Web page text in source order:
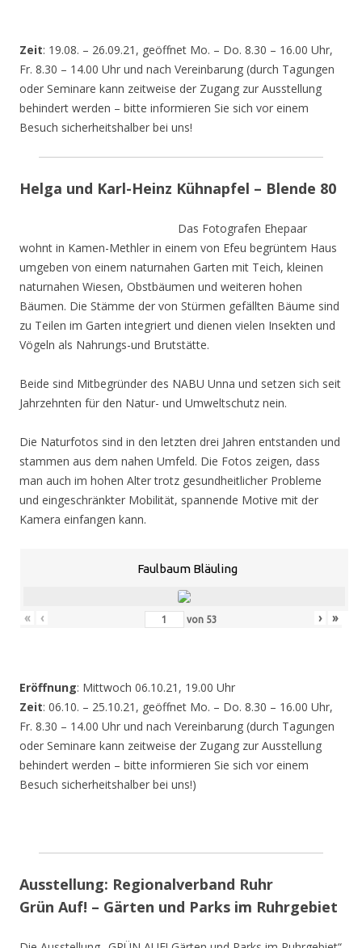
Zeit: 19.08. – 26.09.21, geöffnet Mo. – Do. 8.30 – 16.00 Uhr,
Fr. 8.30 – 14.00 Uhr und nach Vereinbarung (durch Tagungen
oder Seminare kann zeitweise der Zugang zur Ausstellung
behindert werden – bitte informieren Sie sich vor einem
Besuch sicherheitshalber bei uns!
Helga und Karl-Heinz Kühnapfel – Blende 80
Das Fotografen Ehepaar
wohnt in Kamen-Methler in einem von Efeu begrüntem Haus
umgeben von einem naturnahen Garten mit Teich, kleinen
naturnahen Wiesen, Obstbäumen und weiteren hohen
Bäumen. Die Stämme der von Stürmen gefällten Bäume sind
zu Teilen im Garten integriert und dienen vielen Insekten und
Vögeln als Nahrungs-und Brutstätte.
Beide sind Mitbegründer des NABU Unna und setzen sich seit
Jahrzehnten für den Natur- und Umweltschutz nein.
Die Naturfotos sind in den letzten drei Jahren entstanden und
stammen aus dem nahen Umfeld. Die Fotos zeigen, dass
man auch im hohen Alter trotz gesundheitlicher Probleme
und eingeschränkter Mobilität, spannende Motive mit der
Kamera einfangen kann.
Faulbaum Bläuling
« ‹ von 53 › »
Eröffnung: Mittwoch 06.10.21, 19.00 Uhr
Zeit: 06.10. – 25.10.21, geöffnet Mo. – Do. 8.30 – 16.00 Uhr,
Fr. 8.30 – 14.00 Uhr und nach Vereinbarung (durch Tagungen
oder Seminare kann zeitweise der Zugang zur Ausstellung
behindert werden – bitte informieren Sie sich vor einem
Besuch sicherheitshalber bei uns!)
Ausstellung: Regionalverband Ruhr
Grün Auf! – Gärten und Parks im Ruhrgebiet